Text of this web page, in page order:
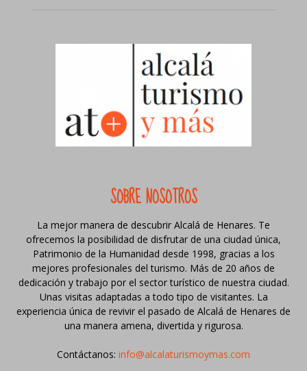
SOBRE NOSOTROS
La mejor manera de descubrir Alcalá de Henares. Te
ofrecemos la posibilidad de disfrutar de una ciudad única,
Patrimonio de la Humanidad desde 1998, gracias a los
mejores profesionales del turismo. Más de 20 años de
dedicación y trabajo por el sector turístico de nuestra ciudad.
Unas visitas adaptadas a todo tipo de visitantes. La
experiencia única de revivir el pasado de Alcalá de Henares de
una manera amena, divertida y rigurosa.
Contáctanos: info@alcalaturismoymas.com